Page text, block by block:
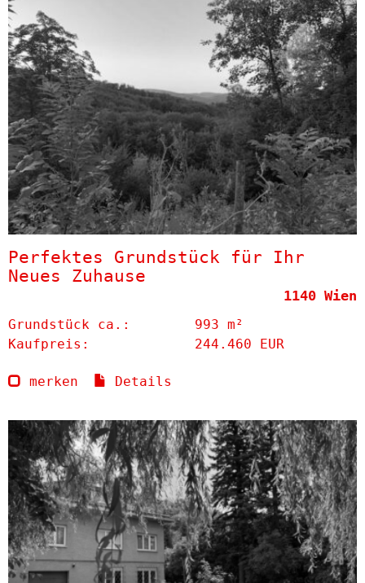
Perfektes Grundstück für Ihr
Neues Zuhause
1140 Wien
Grund­stück ca.:
993 m²
Kaufpreis:
244.460 EUR
merken Details